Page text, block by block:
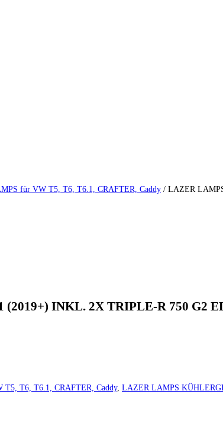
für VW T5, T6, T6.1, CRAFTER, Caddy / LAZER
INKL. 2X TRIPLE-R 750 G2
T6, T6.1, CRAFTER, Caddy, LAZER LAMPS